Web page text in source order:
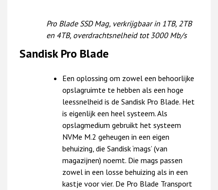
Pro Blade SSD Mag, verkrijgbaar in 1TB, 2TB
en 4TB, overdrachtsnelheid tot 3000 Mb/s
Sandisk Pro Blade
Een oplossing om zowel een behoorlijke
opslagruimte te hebben als een hoge
leessnelheid is de Sandisk Pro Blade. Het
is eigenlijk een heel systeem. Als
opslagmedium gebruikt het systeem
NVMe M.2 geheugen in een eigen
behuizing, die Sandisk ‘mags’ (van
magazijnen) noemt. Die mags passen
zowel in een losse behuizing als in een
kastje voor vier. De Pro Blade Transport